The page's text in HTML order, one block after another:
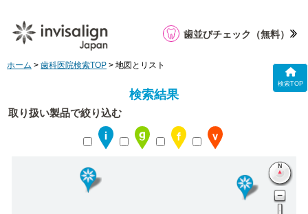
検索TOP
歯並びチェック （無料）
ホーム > 歯科医院検索TOP > 地図とリスト
検索結果
取り扱い製品で絞り込む